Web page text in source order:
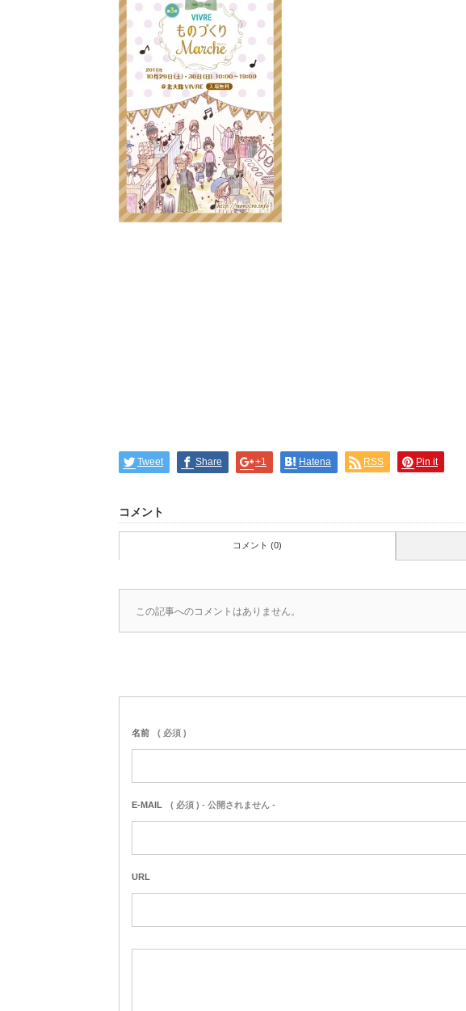
Tweet Share +1 Hatena RSS Pin it
コメント
コメント (0)
この記事へのコメントはありません。
名前 ( 必須 )
E-MAIL ( 必須 ) - 公開されません -
URL